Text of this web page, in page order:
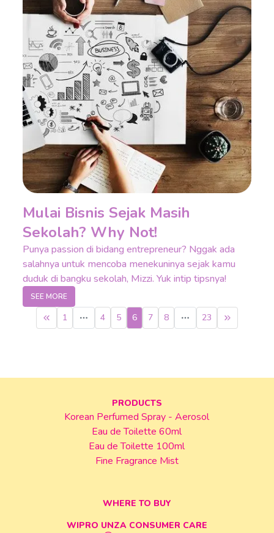
Mulai Bisnis Sejak Masih
Sekolah? Why Not!
Punya passion di bidang entrepreneur? Nggak ada
salahnya untuk mencoba menekuninya sejak kamu
duduk di bangku sekolah, Mizzi. Yuk intip tipsnya!
SEE MORE
1 More pages
4 5 6 7 8 More pages
23
PRODUCTS
Korean Perfumed Spray - Aerosol
Eau de Toilette 60ml
Eau de Toilette 100ml
Fine Fragrance Mist
WHERE TO BUY
WIPRO UNZA CONSUMER CARE